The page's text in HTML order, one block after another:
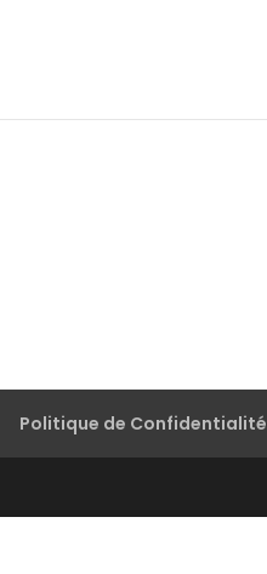
Politique de Confidentialité